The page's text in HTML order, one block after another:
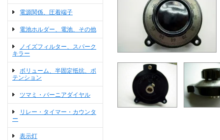
電源関係、圧着端子
電池ホルダー、電池、その他
ノイズフィルター、スパーク
キラー
ボリューム、半固定抵抗、ポ
テンション
ツマミ・バーニアダイヤル
リレー・タイマー・カウンタ
ー
表示灯